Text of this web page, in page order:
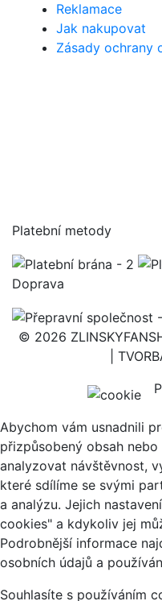
Reklamace
Jak nakupovat
Zásady ochrany
Platební metody
Doprava
© 2026
|
Abychom vám usnadnili
přizpůsobený obsah
analyzovat návštěvnost,
které sdílíme se svými
a analýzu. Jejich
cookies" a kdykoliv jej
Podrobnější informace
osobních údajů a
Souhlasíte s používáním